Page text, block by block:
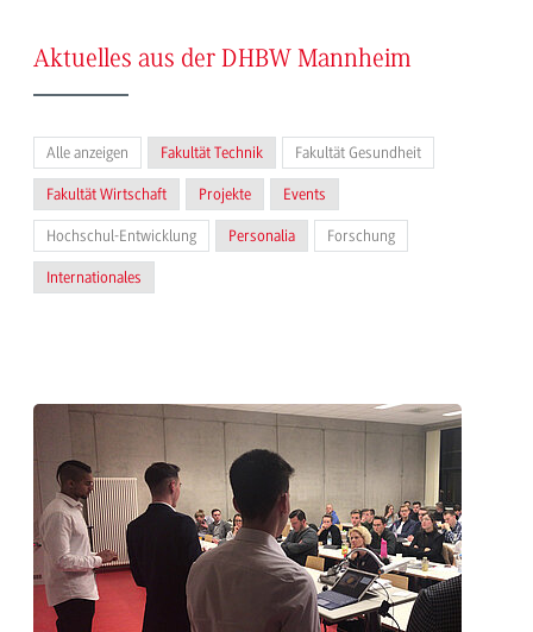
Aktuelles aus der DHBW Mannheim
Alle anzeigen Fakultät Technik Fakultät Gesundheit
Fakultät Wirtschaft Projekte Events
Hochschul-Entwicklung Personalia Forschung
Internationales